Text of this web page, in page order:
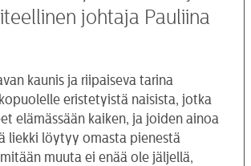
johtaja Pauliina
kaunis ja riipaiseva tarina
eristetyistä naisista, jotka
elämässään kaiken, ja joiden ainoa
liekki löytyy omasta pienestä
muuta ei enää ole jäljellä,